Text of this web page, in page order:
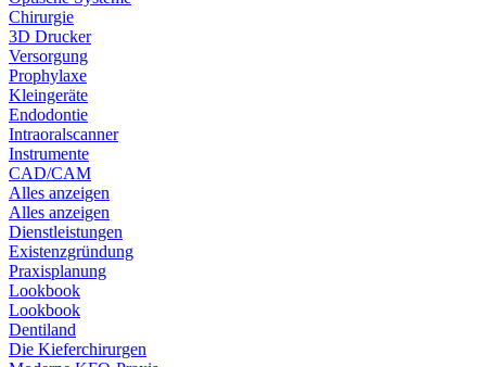
Chirurgie
3D Drucker
Versorgung
Prophylaxe
Kleingeräte
Endodontie
Intraoralscanner
Instrumente
CAD/CAM
Alles anzeigen
Alles anzeigen
Dienstleistungen
Existenzgründung
Praxisplanung
Lookbook
Lookbook
Dentiland
Die Kieferchirurgen